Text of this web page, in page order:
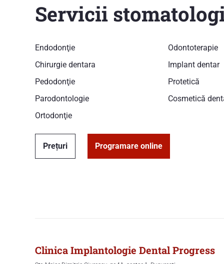
Servicii
Endodonţie
Odontoterapie
Chirurgie dentara
Implant dentar
Pedodonţie
Protetică
Parodontologie
Cosmetică
Ortodonţie
Prețuri Programare online
Clinica Implantologie Dental Progress